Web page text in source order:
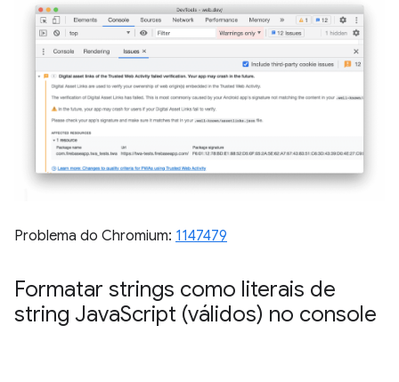
Problema do Chromium: 1147479
Formatar strings como literais de
string JavaScript (válidos) no console